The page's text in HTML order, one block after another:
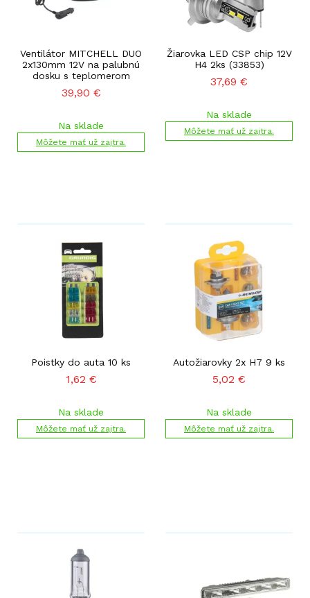
Ventilátor MITCHELL DUO
2x130mm 12V na palubnú
dosku s teplomerom
39,90 €
Na sklade
Môžete mať už zajtra.
Žiarovka LED CSP chip 12V
H4 2ks (33853)
37,69 €
Na sklade
Môžete mať už zajtra.
Poistky do auta 10 ks
1,62 €
Na sklade
Môžete mať už zajtra.
Autožiarovky 2x H7 9 ks
5,02 €
Na sklade
Môžete mať už zajtra.